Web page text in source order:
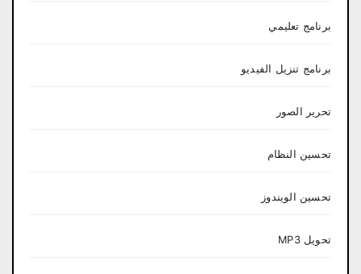
برنامج تعليمي
برنامج تنزيل الفيديو
تحرير الصور
تحسين النظام
تحسين الويندوز
تحويل MP3